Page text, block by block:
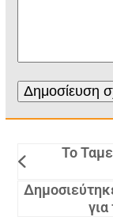
Το